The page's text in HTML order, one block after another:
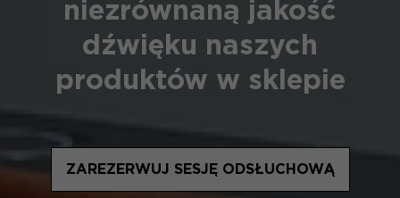
niezrównaną jakość
dźwięku naszych
produktów w sklepie
ZAREZERWUJ SESJĘ ODSŁUCHOWĄ